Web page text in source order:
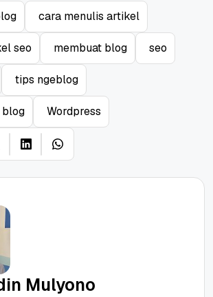
cara menulis artikel
seo membuat blog seo
tips ngeblog
blog Wordpress
Mulyono